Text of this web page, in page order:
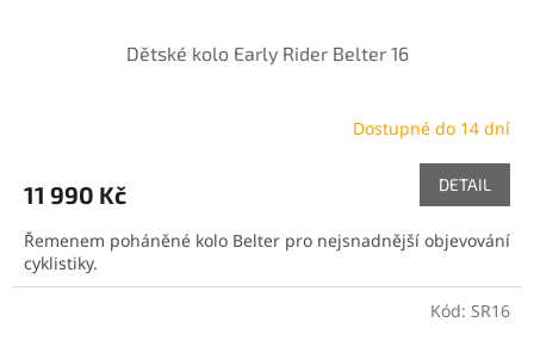
Dětské kolo Early Rider Belter 16
Dostupné do 14 dní
11 990 Kč DETAIL
Řemenem poháněné kolo Belter pro nejsnadnější objevování
cyklistiky.
Kód: SR16